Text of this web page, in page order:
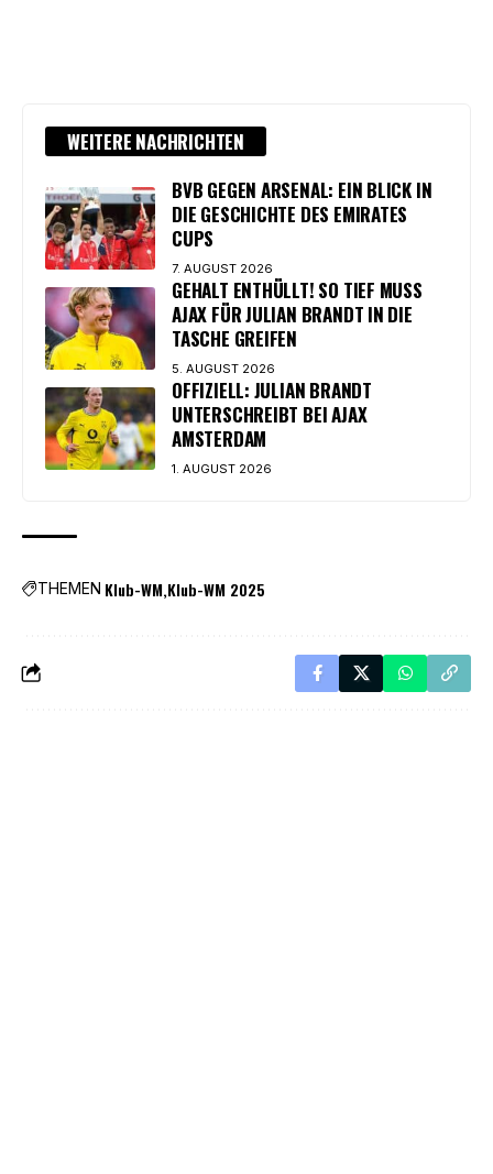
WEITERE NACHRICHTEN
BVB GEGEN ARSENAL: EIN BLICK IN
DIE GESCHICHTE DES EMIRATES
CUPS
7. AUGUST 2026
GEHALT ENTHÜLLT! SO TIEF MUSS
AJAX FÜR JULIAN BRANDT IN DIE
TASCHE GREIFEN
5. AUGUST 2026
OFFIZIELL: JULIAN BRANDT
UNTERSCHREIBT BEI AJAX
AMSTERDAM
1. AUGUST 2026
THEMEN Klub-WM Klub-WM 2025